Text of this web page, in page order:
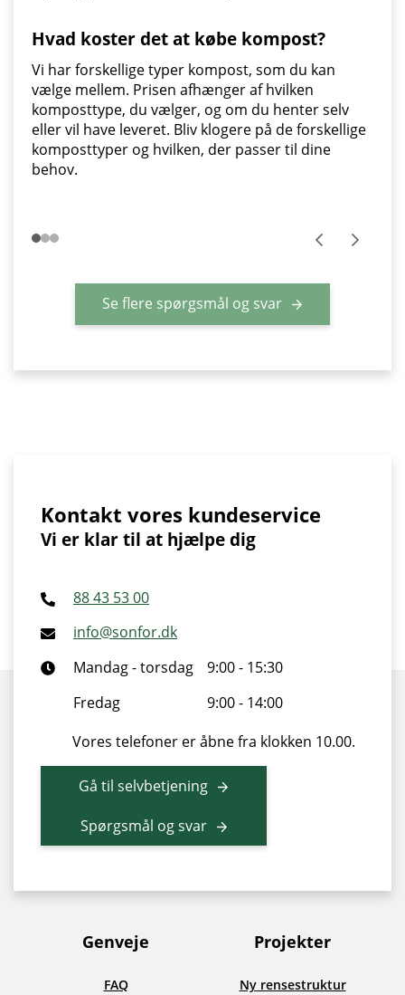
Hvad koster det at købe kompost?
Vi har forskellige typer kompost, som du kan
vælge mellem. Prisen afhænger af hvilken
komposttype, du vælger, og om du henter selv
eller vil have leveret. Bliv klogere på de forskellige
komposttyper og hvilken, der passer til dine
behov.
Se flere spørgsmål og svar
Kontakt vores kundeservice
Vi er klar til at hjælpe dig
88 43 53 00
info@sonfor.dk
Mandag - torsdag
9:00 - 15:30
Fredag
9:00 - 14:00
Vores telefoner er åbne fra klokken 10.00.
Gå til selvbetjening
Spørgsmål og svar
Genveje
FAQ
Projekter
Ny rensestruktur